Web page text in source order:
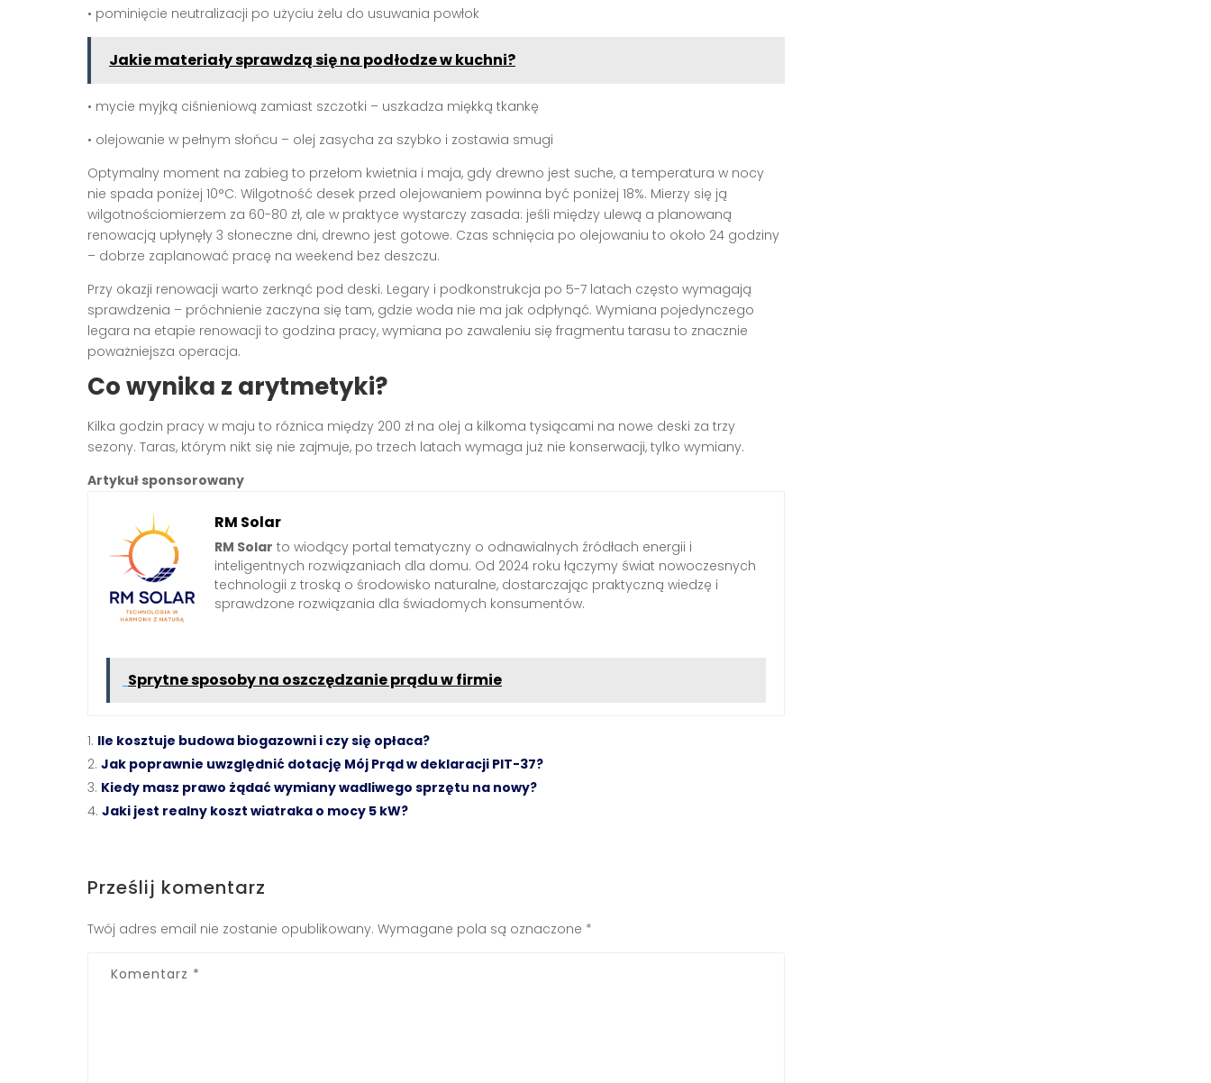
• pominięcie neutralizacji po użyciu żelu do usuwania powłok
Jakie materiały sprawdzą się na podłodze w kuchni?
• mycie myjką ciśnieniową zamiast szczotki – uszkadza miękką tkankę
• olejowanie w pełnym słońcu – olej zasycha za szybko i zostawia smugi
Optymalny moment na zabieg to przełom kwietnia i maja, gdy drewno jest suche, a temperatura w nocy
nie spada poniżej 10°C. Wilgotność desek przed olejowaniem powinna być poniżej 18%. Mierzy się ją
wilgotnościomierzem za 60-80 zł, ale w praktyce wystarczy zasada: jeśli między ulewą a planowaną
renowacją upłynęły 3 słoneczne dni, drewno jest gotowe. Czas schnięcia po olejowaniu to około 24 godziny
– dobrze zaplanować pracę na weekend bez deszczu.
Przy okazji renowacji warto zerknąć pod deski. Legary i podkonstrukcja po 5-7 latach często wymagają
sprawdzenia – próchnienie zaczyna się tam, gdzie woda nie ma jak odpłynąć. Wymiana pojedynczego
legara na etapie renowacji to godzina pracy, wymiana po zawaleniu się fragmentu tarasu to znacznie
poważniejsza operacja.
Co wynika z arytmetyki?
Kilka godzin pracy w maju to różnica między 200 zł na olej a kilkoma tysiącami na nowe deski za trzy
sezony. Taras, którym nikt się nie zajmuje, po trzech latach wymaga już nie konserwacji, tylko wymiany.
Artykuł sponsorowany
RM Solar
RM Solar to wiodący portal tematyczny o odnawialnych źródłach energii i
inteligentnych rozwiązaniach dla domu. Od 2024 roku łączymy świat nowoczesnych
technologii z troską o środowisko naturalne, dostarczając praktyczną wiedzę i
sprawdzone rozwiązania dla świadomych konsumentów.
Sprytne sposoby na oszczędzanie prądu w firmie
Ile kosztuje budowa biogazowni i czy się opłaca?
Jak poprawnie uwzględnić dotację Mój Prąd w deklaracji PIT-37?
Kiedy masz prawo żądać wymiany wadliwego sprzętu na nowy?
Jaki jest realny koszt wiatraka o mocy 5 kW?
Prześlij komentarz
Twój adres email nie zostanie opublikowany. Wymagane pola są oznaczone *